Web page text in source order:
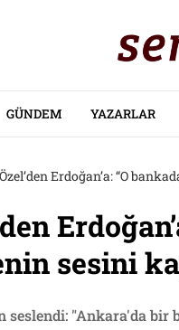
GÜNDEM YAZARLAR
Erdoğan’a: “O
sesini
seslendi: "Ankara'da